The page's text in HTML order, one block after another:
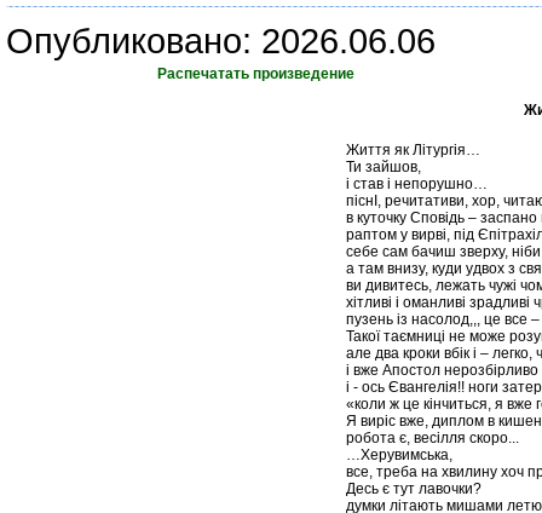
Опубликовано: 2026.06.06
Распечатать произведение
Життя як Літургія…
Ти зайшов,
і став і непорушно…
піснІ, речитативи, хор,
в куточку Сповідь –
раптом у вирві, під
себе сам бачиш зверху,
а там внизу, куди удвох з
ви дивитесь, лежать чужі
хітливі і оманливі зрадливі
пузень із насолод,,, це все
Такої таємниці не може
але два кроки вбік і –
і вже Апостол
і - ось Євангелія!! ноги
«коли ж це кінчиться, я вже
Я виріс вже, диплом в
робота є, весілля скоро...
…Херувимська,
все, треба на хвилину хоч
Десь є тут лавочки?
думки літають мишами